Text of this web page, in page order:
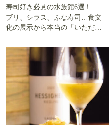
寿司好き必見の水族館6選！
ブリ、シラス、ふな寿司…食文
化の展示から本当の「いただき